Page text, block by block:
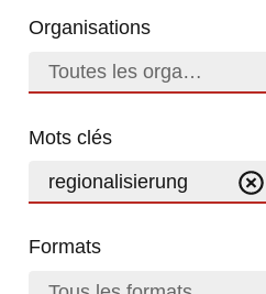
Organisations
Toutes les organisations
Mots clés
regionalisierung
Formats